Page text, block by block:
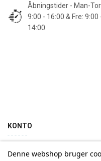
Åbningstider - Man-
9:00 - 16:00 & Fre: 9:00
14:00
KONTO
Min konto Ordrehistorik
Denne webshop bruger